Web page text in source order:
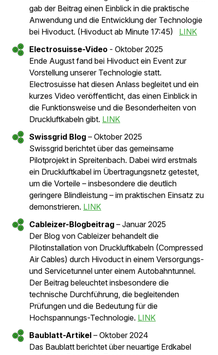
MEHR ERFAHREN
Hivoduct in den Medien
Innovationen von Hivoduct stossen auf grosses
Interesse in der Fachwelt und den Medien. Hier finden
Sie eine Auswahl aktueller Artikel, Blogbeiträge und
Erwähnungen über unser Unternehmen und unsere
Technologie .
SRF Einstein TV-Beitrag- April 2026
Die Wissenschaftssendung Einstein berichtete
über die Technologie von Hivoduct und deren
Potenzial für die Energieübertragung der Zukunft.
Druckluftkabeln vorgestellt und gezeigt, wie die
Technologie dazu beitragen kann, Stromnetze
effizienter und leistungsfähiger zu machen. Zudem
gab der Beitrag einen Einblick in die praktische
Anwendung und die Entwicklung der Technologie
bei Hivoduct. (Hivoduct ab Minute 17:45)
Electrosuisse-Video- Oktober 2025
Ende August fand bei Hivoduct ein Event zur
Electrosuisse hat diesen Anlass begleitet und ein
kurzes Video veröffentlicht, das einen Einblick in